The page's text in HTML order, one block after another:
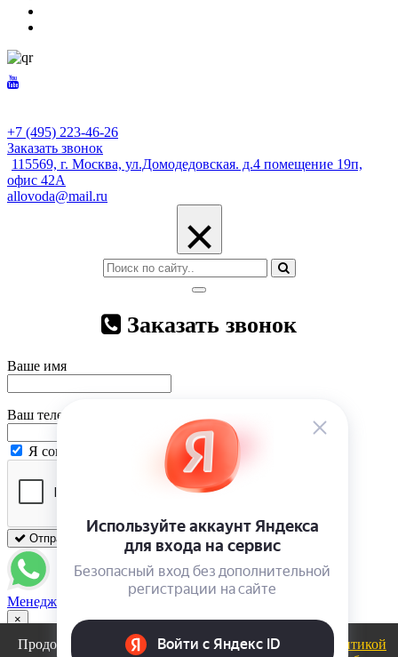
+7 (495) 223-46-26
Заказать звонок
115569, г. Москва, ул.Домодедовская. д.4 помещение 19п,
офис 42А
allovoda@mail.ru
×
Заказать звонок
Ваше имя
Ваш телефон
Я согласен на обработку персональных данных
Отправить Закрыть
Менеджер
×
Продолжая использовать сайт, вы соглашаетесь с
политикой